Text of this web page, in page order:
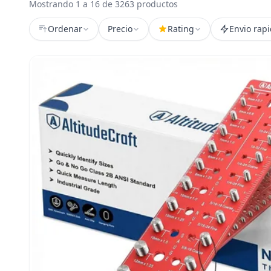
Mostrando 1 a 16 de 3263 productos
Ordenar Precio Rating Envio